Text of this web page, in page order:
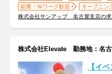
副業・Ｗワーク歓迎
オープニン
株式会社サンアップ 名古屋支店の求
株式会社Elevate 勤務地：名
【イ